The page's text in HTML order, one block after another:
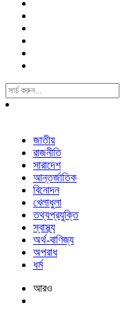
Search
For:
জাতীয়
রাজনীতি
সারাদেশ
আন্তর্জাতিক
বিনোদন
খেলাধুলা
তথ্যপ্রযুক্তি
স্বাস্থ্য
অর্থ-বাণিজ্য
অপরাধ
ধর্ম
আরও